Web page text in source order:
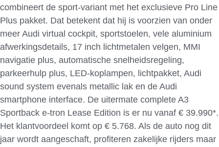
combineert de sport-variant met het exclusieve Pro Line
Plus pakket. Dat betekent dat hij is voorzien van onder
meer Audi virtual cockpit, sportstoelen, vele aluminium
afwerkingsdetails, 17 inch lichtmetalen velgen, MMI
navigatie plus, automatische snelheidsregeling,
parkeerhulp plus, LED-koplampen, lichtpakket, Audi
sound system evenals metallic lak en de Audi
smartphone interface. De uitermate complete A3
Sportback e-tron Lease Edition is er nu vanaf € 39.990*.
Het klantvoordeel komt op € 5.768. Als de auto nog dit
jaar wordt aangeschaft, profiteren zakelijke rijders maar